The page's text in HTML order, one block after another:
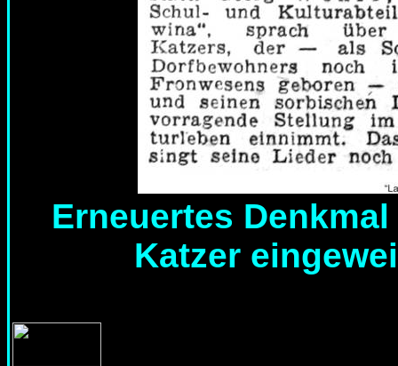
Erneuertes
Katzer